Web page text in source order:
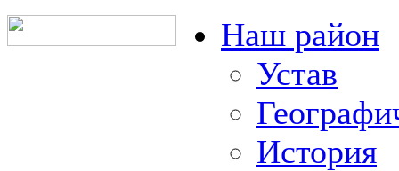
Наш район
Устав
История